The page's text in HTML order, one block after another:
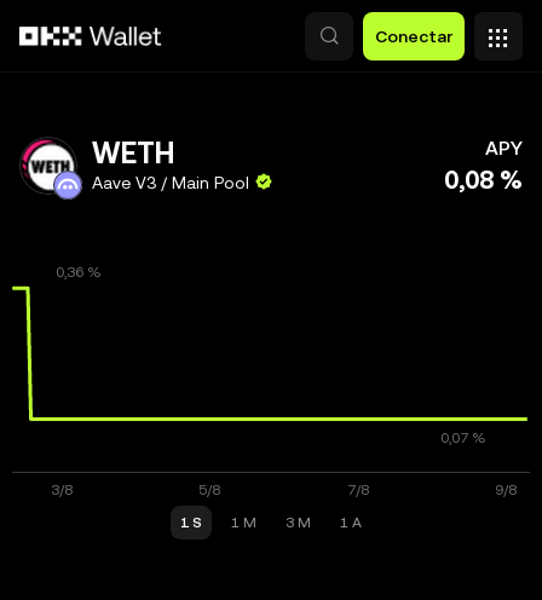
Conectar
WETH
Aave V3 / Main Pool
APY
0,08 %
1 S 1 M 3 M 1 A